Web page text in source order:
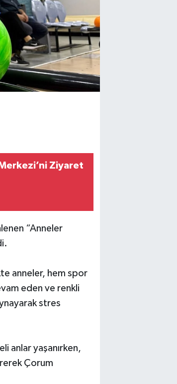
Ziyaret
“Anneler
anneler, hem spor
eden ve renkli
stres
anlar yaşanırken,
Çorum